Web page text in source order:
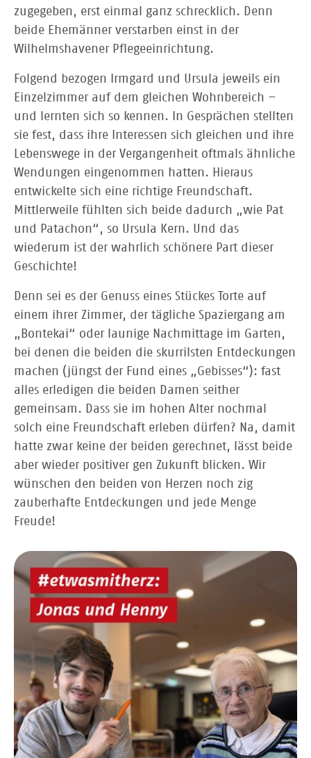
zugegeben, erst einmal ganz schrecklich. Denn
beide Ehemänner verstarben einst in der
Wilhelmshavener Pflegeeinrichtung.
Folgend bezogen Irmgard und Ursula jeweils ein
Einzelzimmer auf dem gleichen Wohnbereich –
und lernten sich so kennen. In Gesprächen stellten
sie fest, dass ihre Interessen sich gleichen und ihre
Lebenswege in der Vergangenheit oftmals ähnliche
Wendungen eingenommen hatten. Hieraus
entwickelte sich eine richtige Freundschaft.
Mittlerweile fühlten sich beide dadurch „wie Pat
und Patachon“, so Ursula Kern. Und das
wiederum ist der wahrlich schönere Part dieser
Geschichte!
Denn sei es der Genuss eines Stückes Torte auf
einem ihrer Zimmer, der tägliche Spaziergang am
„Bontekai“ oder launige Nachmittage im Garten,
bei denen die beiden die skurrilsten Entdeckungen
machen (jüngst der Fund eines „Gebisses“): fast
alles erledigen die beiden Damen seither
gemeinsam. Dass sie im hohen Alter nochmal
solch eine Freundschaft erleben dürfen? Na, damit
hatte zwar keine der beiden gerechnet, lässt beide
aber wieder positiver gen Zukunft blicken. Wir
wünschen den beiden von Herzen noch zig
zauberhafte Entdeckungen und jede Menge
Freude!